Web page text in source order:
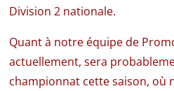
Division 2 nationale.
Quant à notre équipe de
actuellement, sera
championnat cette saison, où